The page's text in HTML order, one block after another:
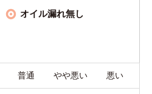
オイル漏れ無し
普通 やや悪い 悪い